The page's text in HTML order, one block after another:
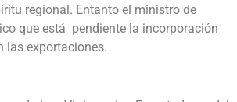
regional. Entanto el ministro de
que está pendiente la incorporación
las exportaciones.